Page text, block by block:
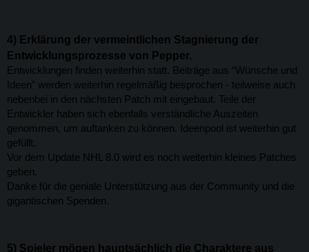
4) Erklärung der vermeintlichen Stagnierung der
Entwicklungsprozesse von Pepper.
Entwicklungen finden weiterhin statt. Beiträge aus “Wünsche und
Ideen” werden weiterhin regelmäßig besprochen - teilweise auch
nebenbei in den nächsten Patch mit eingebaut. Teile der
Entwickler haben sich ebenfalls verständliche Auszeiten
genommen, um auftanken zu können. Ideenpool ist weiterhin gut
gefüllt.
Vor dem Update NHL 8.0 wird es noch weiterhin kleines Patches
geben.
Danke für die geniale Unterstützung aus der Community und die
gigantischen Spenden.
5) Spieler mögen hauptsächlich die Charaktere aus